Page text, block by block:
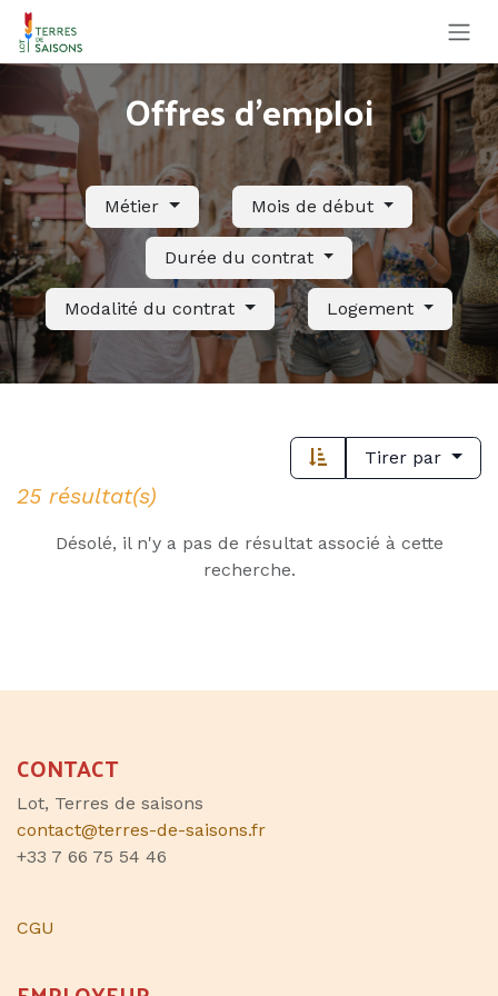
Se rendre au contenu
Offres d'emploi
Métier Mois de début
Durée du contrat
Modalité du contrat Logement
Tirer par
25 résultat(s)
Désolé, il n'y a pas de résultat associé à cette
recherche.
CONTACT
Lot, Terres de saisons
contact@terres-de-saisons.fr
+33 7 66 75 54 46
CGU